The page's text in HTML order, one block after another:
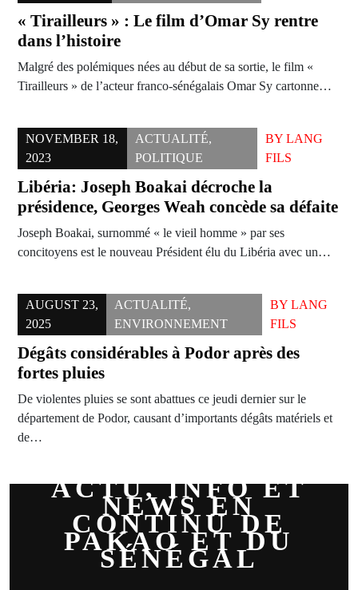
« Tirailleurs » : Le film d’Omar Sy rentre
dans l’histoire
Malgré des polémiques nées au début de sa sortie, le film «
Tirailleurs » de l’acteur franco-sénégalais Omar Sy cartonne…
NOVEMBER 18,
2023
ACTUALITÉ,
POLITIQUE
BY LANG
FILS
Libéria: Joseph Boakai décroche la
présidence, Georges Weah concède sa défaite
Joseph Boakai, surnommé « le vieil homme » par ses
concitoyens est le nouveau Président élu du Libéria avec un…
AUGUST 23,
2025
ACTUALITÉ,
ENVIRONNEMENT
BY LANG
FILS
Dégâts considérables à Podor après des
fortes pluies
De violentes pluies se sont abattues ce jeudi dernier sur le
département de Podor, causant d’importants dégâts matériels et
de…
ACTU, INFO ET
NEWS EN
CONTINU DE
PAKAO ET DU
SÉNÉGAL